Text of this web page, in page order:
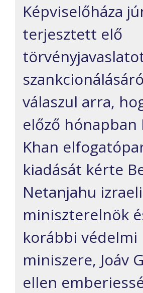
Képviselőháza
terjesztett elő
válaszul arra,
előző hónapban
Khan
kiadását kérte
Netanjahu izraeli
miniszterelnök
korábbi védelmi
miniszere, Joáv
ellen